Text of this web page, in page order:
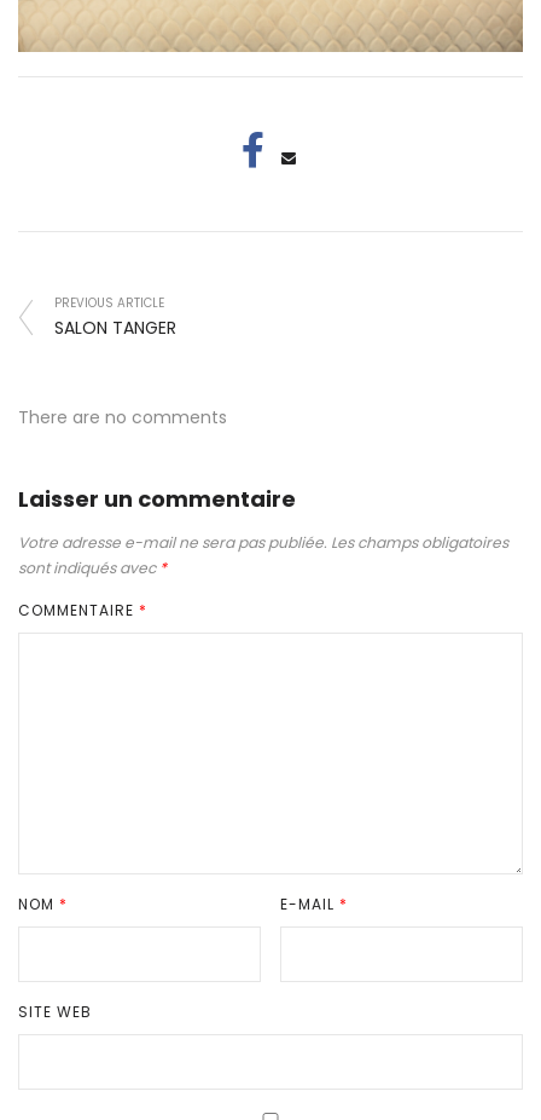
PREVIOUS ARTICLE
SALON TANGER
There are no comments
Laisser un commentaire
Votre adresse e-mail ne sera pas publiée. Les champs obligatoires
sont indiqués avec *
COMMENTAIRE *
NOM * E-MAIL *
SITE WEB